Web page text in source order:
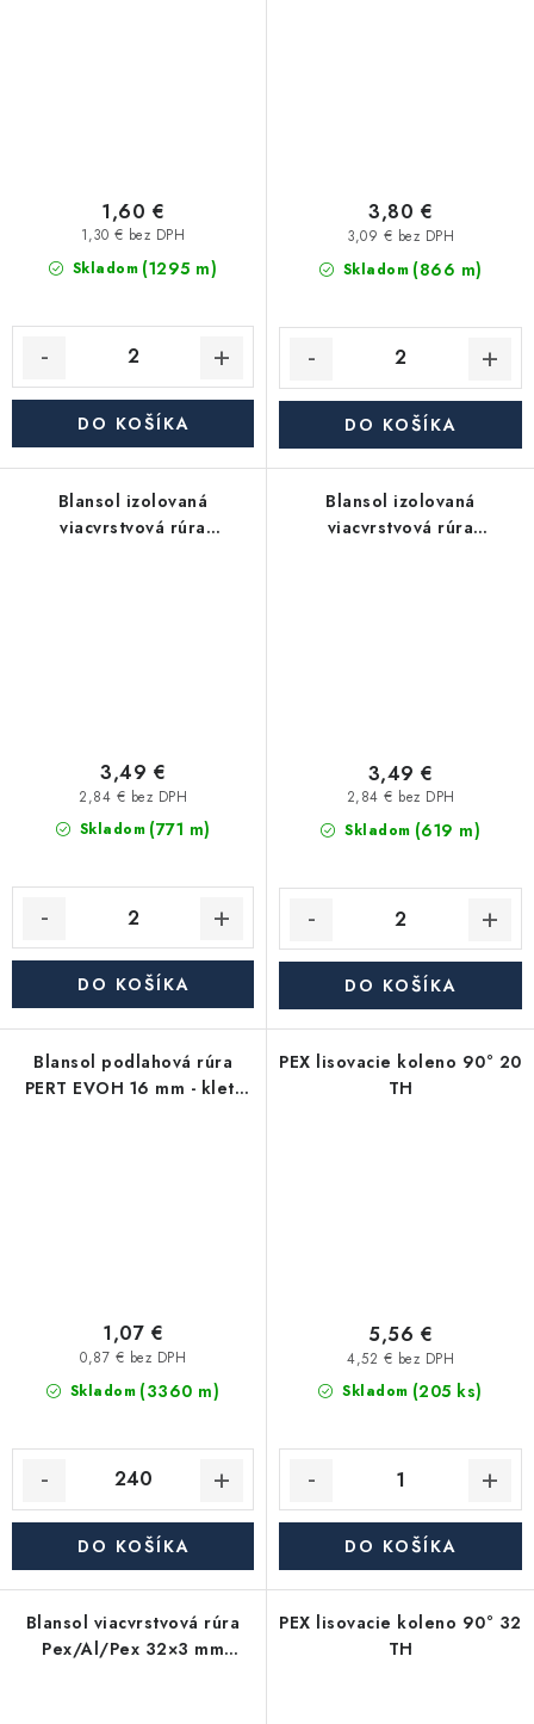
Skladom (1295 m)
1,30 € bez DPH
1,60 €
DO KOŠÍKA
Skladom (866 m)
3,09 € bez DPH
3,80 €
DO KOŠÍKA
Blansol izolovaná
viacvrstvová rúra
Skladom (771 m)
2,84 € bez DPH
3,49 €
DO KOŠÍKA
Blansol izolovaná
viacvrstvová rúra
Skladom (619 m)
2,84 € bez DPH
3,49 €
DO KOŠÍKA
Blansol podlahová rúra
PERT EVOH 16 mm - klett
Skladom (3360 m)
0,87 € bez DPH
1,07 €
DO KOŠÍKA
PEX lisovacie koleno 90° 20
TH
Skladom (205 ks)
4,52 € bez DPH
5,56 €
DO KOŠÍKA
Blansol viacvrstvová rúra
Pex/Al/Pex 32×3 mm
PEX lisovacie koleno 90° 32
TH